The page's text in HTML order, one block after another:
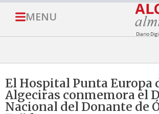
MENU
Diario
El Hospital Punta Europa
Algeciras conmemora el
Nacional del Donante de